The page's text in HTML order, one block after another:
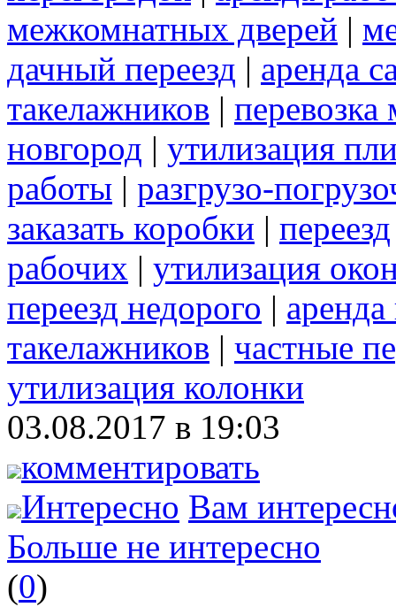
межкомнатных дверей |
дачный переезд | аренда
такелажников |
новгород | утилизация
работы | разгрузо-
заказать коробки | переезд
рабочих | утилизация
переезд недорого | аренда
такелажников | частные
утилизация колонки
03.08.2017 в 19:03
комментировать
Интересно Вам
Больше не интересно
(0)